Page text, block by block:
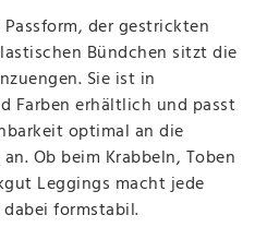
der gestrickten
Bündchen sitzt die
Sie ist in
Farben erhältlich und passt
optimal an die
Ob beim Krabbeln, Toben
Leggings macht jede
formstabil.